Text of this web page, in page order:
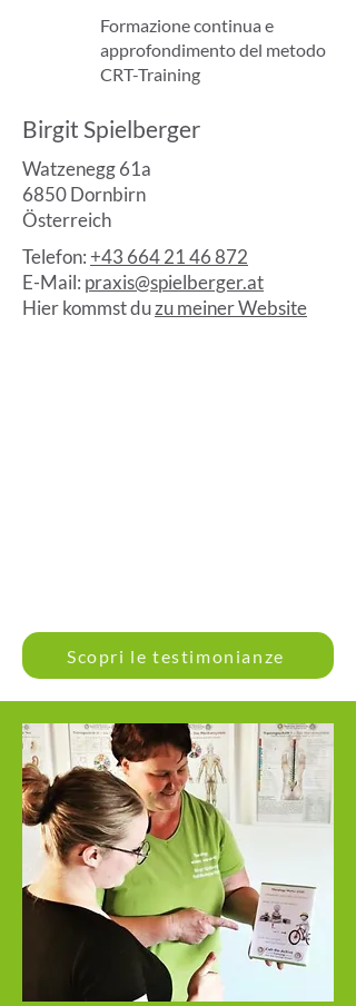
Formazione continua e
approfondimento del metodo
CRT-Training
Birgit Spielberger
Watzenegg 61a
6850 Dornbirn
Österreich
Telefon:+43 664 21 46 872
E-Mail: praxis@spielberger.at
Hier kommst duzu meiner Website
Scopri le testimonianze